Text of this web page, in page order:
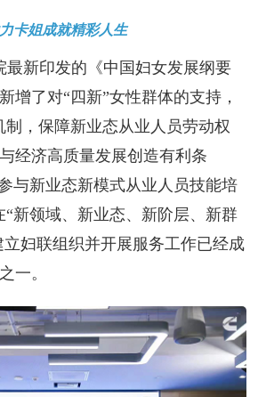
卡姐成就精彩人生
最新印发的《中国妇女发展纲要
增了对“四新”女性群体的支持，
制，保障新业态从业人员劳动权
经济高质量发展创造有利条
与新业态新模式从业人员技能培
“新领域、新业态、新阶层、新群
立妇联组织并开展服务工作已经成
一。